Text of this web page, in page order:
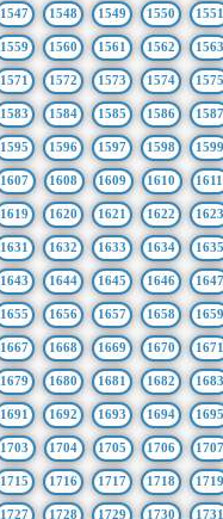
1547 1548 1549 1550 1551
1559 1560 1561 1562 1563
1571 1572 1573 1574 1575
1583 1584 1585 1586 1587
1595 1596 1597 1598 1599
1607 1608 1609 1610 1611
1619 1620 1621 1622 1623
1631 1632 1633 1634 1635
1643 1644 1645 1646 1647
1655 1656 1657 1658 1659
1667 1668 1669 1670 1671
1679 1680 1681 1682 1683
1691 1692 1693 1694 1695
1703 1704 1705 1706
1715 1716 1717 1718 1719
1727 1728 1729 1730 1731